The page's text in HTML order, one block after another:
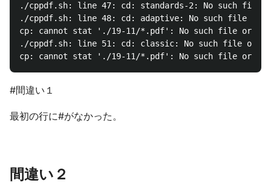
./cppdf.sh: line 47: cd: standards-2: No such file
./cppdf.sh: line 48: cd: adaptive: No such file or
cp: cannot stat './19-11/*.pdf': No such file or
./cppdf.sh: line 51: cd: classic: No such file or
#間違い１
最初の行に#がなかった。
間違い２